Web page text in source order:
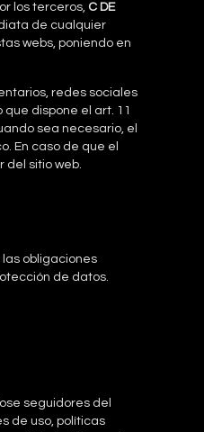
los terceros, C DE
de cualquier
webs, poniendo en
redes sociales
dispone el art. 11
sea necesario, el
En caso de que el
del sitio web.
obligaciones
de datos.
seguidores del
de uso, políticas